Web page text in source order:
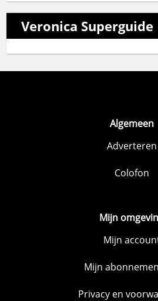
Veronica Superguide
Algemeen
Adverteren
Colofon
Mijn
Mijn
Mijn
Privacy en